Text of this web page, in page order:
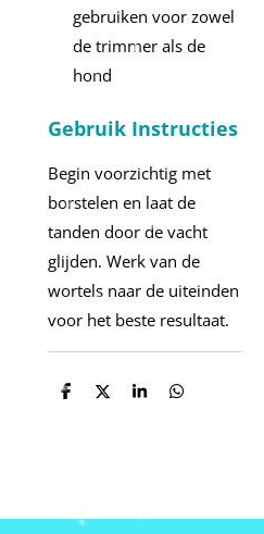
gebruiken voor zowel
de trimmer als de
hond
Gebruik Instructies
Begin voorzichtig met
borstelen en laat de
tanden door de vacht
glijden. Werk van de
wortels naar de uiteinden
voor het beste resultaat.
D
D
S
D